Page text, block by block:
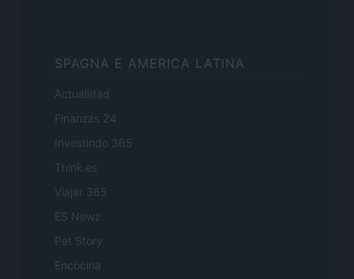
SPAGNA E AMERICA LATINA
Actualidad
Finanzas 24
Investindo 365
Think.es
Viajar 365
ES Newz
Pet Story
Encocina